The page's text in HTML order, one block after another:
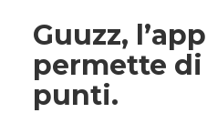
Guuzz,
permette
punti.